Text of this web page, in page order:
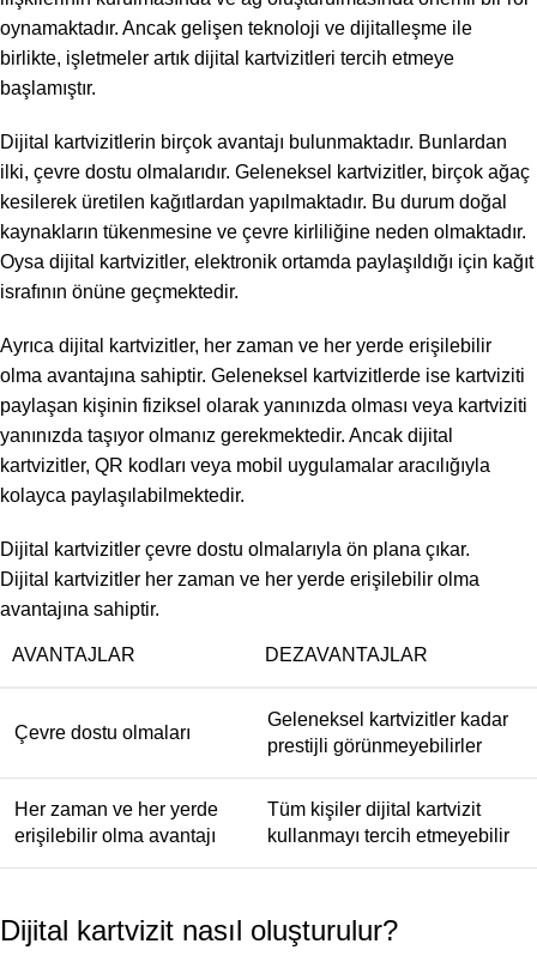
oynamaktadır. Ancak gelişen teknoloji ve dijitalleşme ile
birlikte, işletmeler artık dijital kartvizitleri tercih etmeye
başlamıştır.
Dijital kartvizitlerin birçok avantajı bulunmaktadır. Bunlardan
ilki, çevre dostu olmalarıdır. Geleneksel kartvizitler, birçok ağaç
kesilerek üretilen kağıtlardan yapılmaktadır. Bu durum doğal
kaynakların tükenmesine ve çevre kirliliğine neden olmaktadır.
Oysa dijital kartvizitler, elektronik ortamda paylaşıldığı için kağıt
israfının önüne geçmektedir.
Ayrıca dijital kartvizitler, her zaman ve her yerde erişilebilir
olma avantajına sahiptir. Geleneksel kartvizitlerde ise kartviziti
paylaşan kişinin fiziksel olarak yanınızda olması veya kartviziti
yanınızda taşıyor olmanız gerekmektedir. Ancak dijital
kartvizitler, QR kodları veya mobil uygulamalar aracılığıyla
kolayca paylaşılabilmektedir.
Dijital kartvizitler çevre dostu olmalarıyla ön plana çıkar.
Dijital kartvizitler her zaman ve her yerde erişilebilir olma
avantajına sahiptir.
AVANTAJLAR DEZAVANTAJLAR
Çevre dostu olmaları
Geleneksel kartvizitler kadar
prestijli görünmeyebilirler
Her zaman ve her yerde
erişilebilir olma avantajı
Tüm kişiler dijital kartvizit
kullanmayı tercih etmeyebilir
Dijital kartvizit nasıl oluşturulur?